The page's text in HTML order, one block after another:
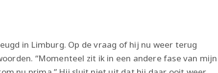
in Limburg. Op de vraag of hij nu weer terug
“Momenteel zit ik in een andere fase van mijn